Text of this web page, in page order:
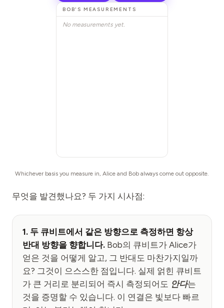
BOB'S MEASUREMENTS
No measurements yet.
Whichever basis you measure in, Alice and Bob always come out opposite.
무엇을 발견했나요? 두 가지 시사점:
1. 두 큐비트에서 같은 방향으로 측정하면 항상
반대 방향을 향합니다. Bob의 큐비트가 Alice가
얻은 것을 어떻게 알고, 그 반대도 마찬가지일까
요? 그것이 으스스한 점입니다. 실제 얽힌 큐비트
가 큰 거리로 분리되어 즉시 측정되어도 안다는
것을 증명할 수 있습니다. 이 연결은 빛보다 빠르